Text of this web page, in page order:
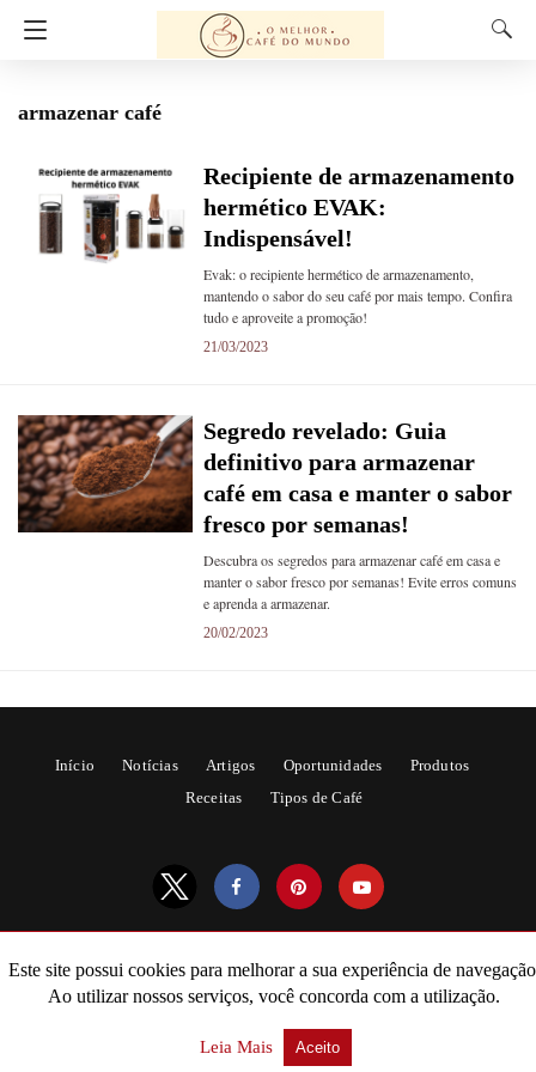
armazenar café
Recipiente de armazenamento
hermético EVAK:
Indispensável!
Evak: o recipiente hermético de armazenamento,
mantendo o sabor do seu café por mais tempo. Confira
tudo e aproveite a promoção!
21/03/2023
Segredo revelado: Guia
definitivo para armazenar
café em casa e manter o sabor
fresco por semanas!
Descubra os segredos para armazenar café em casa e
manter o sabor fresco por semanas! Evite erros comuns
e aprenda a armazenar.
20/02/2023
Início Notícias Artigos Oportunidades
Produtos
Receitas
Tipos de Café
All Rights Reserved
Este site possui cookies para melhorar a sua experiência de
Ao utilizar nossos serviços, você concorda com a utilização.
Leia Mais Aceito